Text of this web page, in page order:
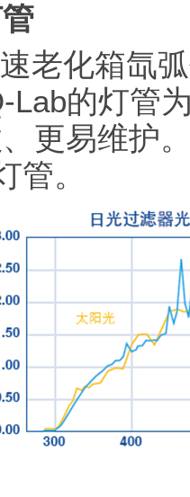
老化箱氙
Lab的灯管
更易维护
管。